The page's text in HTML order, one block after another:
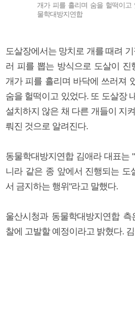
개가 피를 흘리며 숨을 헐떡이고
물학대방지연합
도살장에서는 망치로 개를 때려
러 피를 뽑는 방식으로 도살이 진
개가 피를 흘리며 바닥에 쓰러져
숨을 헐떡이고 있었다. 또 도살장
설치하지 않은 채 다른 개들이 지
뤄진 것으로 알려진다.
동물학대방지연합 김애라 대표는
니라 같은 종 앞에서 진행되는 도
서 금지하는 행위"라고 말했다.
울산시청과 동물학대방지연합
찰에 고발할 예정이라고 밝혔다.